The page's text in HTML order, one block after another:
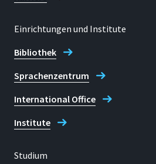
Einrichtungen und Institute
Bibliothek
Sprachenzentrum
International Office
Institute
Studium